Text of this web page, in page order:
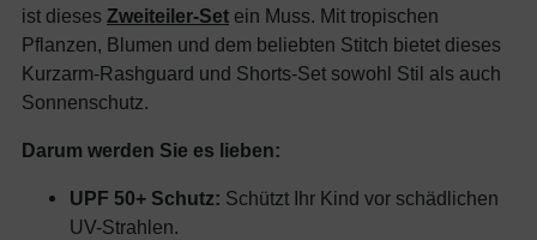
ist dieses Zweiteiler-Set ein Muss. Mit tropischen
Pflanzen, Blumen und dem beliebten Stitch bietet dieses
Kurzarm-Rashguard und Shorts-Set sowohl Stil als auch
Sonnenschutz.
Darum werden Sie es lieben:
UPF 50+ Schutz: Schützt Ihr Kind vor schädlichen
UV-Strahlen.